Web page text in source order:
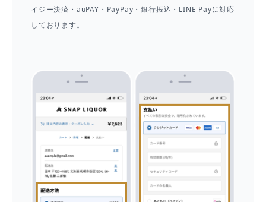
イジー決済・auPAY・PayPay・銀行振込・LINE Payに対応
しております。